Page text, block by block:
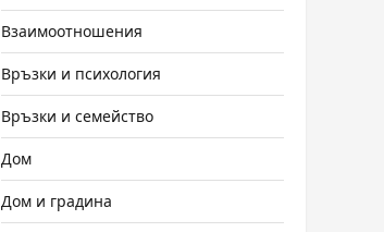
Взаимоотношения
Връзки и психология
Връзки и семейство
Дом
Дом и градина